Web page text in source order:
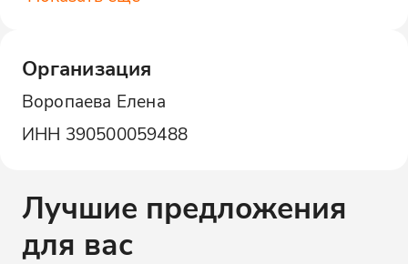
Организация
Воропаева Елена
ИНН 390500059488
Лучшие предложения
для вас